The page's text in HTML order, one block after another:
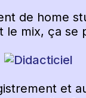
de home
le mix, ça se
et